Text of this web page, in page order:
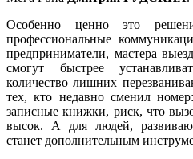
Особенно ценно это
профессиональные
предприниматели, мастера
смогут быстрее
количество лишних
тех, кто недавно сменил
записные книжки, риск, что
высок. А для людей,
станет дополнительным